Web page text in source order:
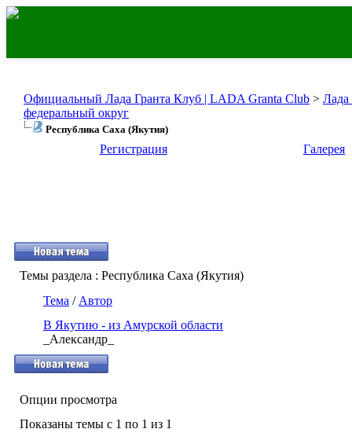
Официальный Лада Гранта Клуб | LADA Granta Club > Лада
федеральный округ
Республика Саха (Якутия)
Регистрация Галерея
Темы раздела : Республика Саха (Якутия)
Тема / Автор
В Якутию - из Амурской области
_Александр_
Опции просмотра
Показаны темы с 1 по 1 из 1